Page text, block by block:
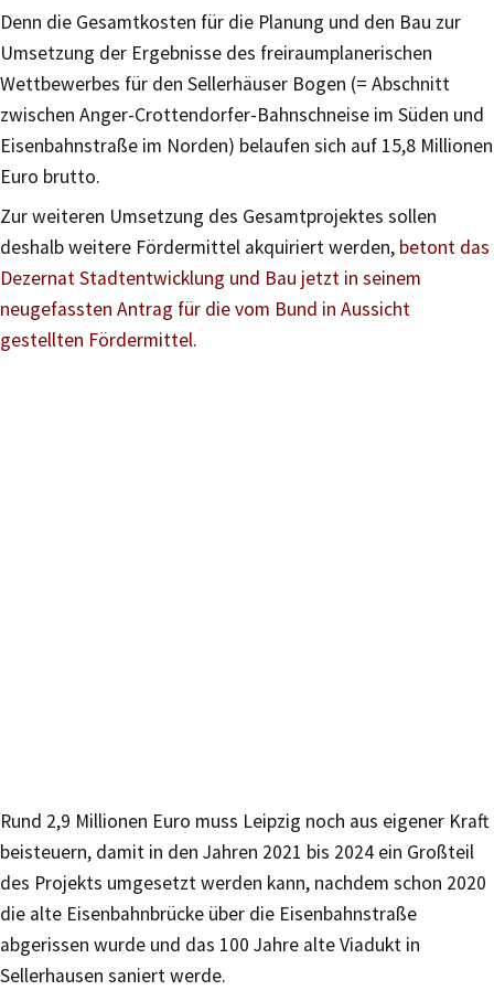
Denn die Gesamtkosten für die Planung und den Bau zur
Umsetzung der Ergebnisse des freiraumplanerischen
Wettbewerbes für den Sellerhäuser Bogen (= Abschnitt
zwischen Anger-Crottendorfer-Bahnschneise im Süden und
Eisenbahnstraße im Norden) belaufen sich auf 15,8 Millionen
Euro brutto.
Zur weiteren Umsetzung des Gesamtprojektes sollen
deshalb weitere Fördermittel akquiriert werden, betont das
Dezernat Stadtentwicklung und Bau jetzt in seinem
neugefassten Antrag für die vom Bund in Aussicht
gestellten Fördermittel.
Rund 2,9 Millionen Euro muss Leipzig noch aus eigener Kraft
beisteuern, damit in den Jahren 2021 bis 2024 ein Großteil
des Projekts umgesetzt werden kann, nachdem schon 2020
die alte Eisenbahnbrücke über die Eisenbahnstraße
abgerissen wurde und das 100 Jahre alte Viadukt in
Sellerhausen saniert werde.